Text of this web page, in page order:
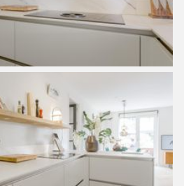
(included in the asking price,
in the underground parking
center in three minutes by car
in Amsterdam East or North.
to stay and it’s getting better
park, with lots of amenities,
and the now famous Cape for
city beach. Come and have a look
finished apartment with a
than 80 square meters!